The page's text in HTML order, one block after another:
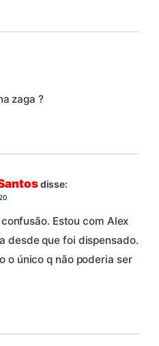
zaga ?
disse:
Estou com Alex
desde que foi dispensado.
o único q não poderia ser